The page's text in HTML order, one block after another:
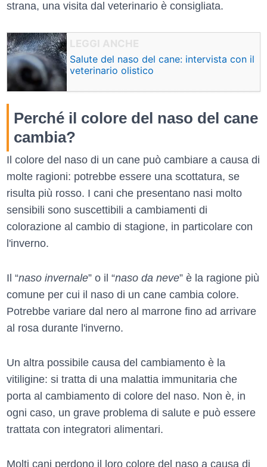
strana, una visita dal veterinario è consigliata.
Salute del naso del cane: intervista con il
veterinario olistico
Perché il colore del naso del cane
cambia?
Il colore del naso di un cane può cambiare a causa di
molte ragioni: potrebbe essere una scottatura, se
risulta più rosso. I cani che presentano nasi molto
sensibili sono suscettibili a cambiamenti di
colorazione al cambio di stagione, in particolare con
l'inverno.
Il “naso invernale” o il “naso da neve” è la ragione più
comune per cui il naso di un cane cambia colore.
Potrebbe variare dal nero al marrone fino ad arrivare
al rosa durante l'inverno.
Un altra possibile causa del cambiamento è la
vitiligine: si tratta di una malattia immunitaria che
porta al cambiamento di colore del naso. Non è, in
ogni caso, un grave problema di salute e può essere
trattata con integratori alimentari.
Molti cani perdono il loro colore del naso a causa di